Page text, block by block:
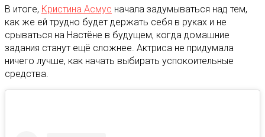
В итоге, Кристина Асмус начала задумываться над тем,
как же ей трудно будет держать себя в руках и не
срываться на Настёне в будущем, когда домашние
задания станут ещё сложнее. Актриса не придумала
ничего лучше, как начать выбирать успокоительные
средства.